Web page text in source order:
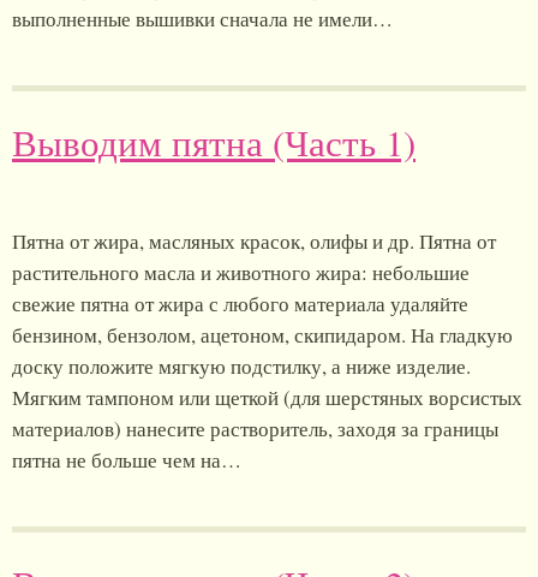
выполненные вышивки сначала не имели…
Выводим пятна (Часть 1)
Пятна от жира, масляных красок, олифы и др. Пятна от
растительного масла и животного жира: небольшие
свежие пятна от жира с любого материала удаляйте
бензином, бензолом, ацетоном, скипидаром. На гладкую
доску положите мягкую подстилку, а ниже изделие.
Мягким тампоном или щеткой (для шерстяных ворсистых
материалов) нанесите растворитель, заходя за границы
пятна не больше чем на…